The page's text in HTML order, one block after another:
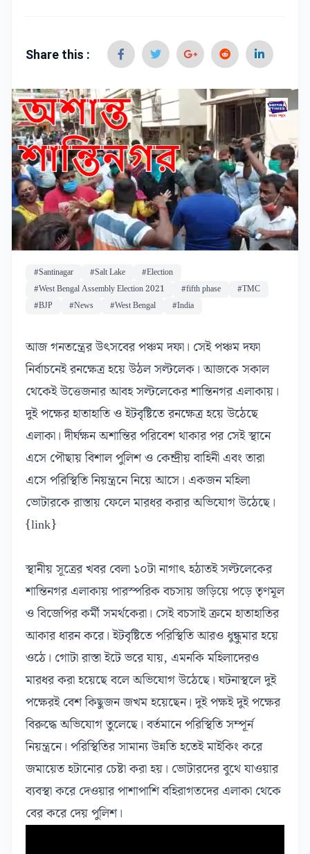
Share this :
#Santinagar #Salt Lake
#Election
#West Bengal Assembly Election 2021
#fifth phase
#TMC
#BJP
#News #West Bengal #India
আজ গনতন্ত্রের উৎসবের পঞ্চম দফা। সেই পঞ্চম দফা
নির্বাচনেই রনক্ষেত্র হয়ে উঠল সল্টলেক। আজকে সকাল
থেকেই উত্তেজনার আবহ সল্টলেকের শান্তিনগর এলাকায়।
দুই পক্ষের হাতাহাতি ও ইটবৃষ্টিতে রনক্ষেত্র হয়ে উঠেছে
এলাকা। দীর্ঘক্ষন অশান্তির পরিবেশ থাকার পর সেই স্থানে
এসে পৌছায় বিশাল পুলিশ ও কেন্দ্রীয় বাহিনী এবং তারা
এসে পরিস্থিতি নিয়ন্ত্রনে নিয়ে আসে। একজন মহিলা
ভোটারকে রাস্তায় ফেলে মারধর করার অভিযোগ উঠেছে।
{link}
স্থানীয় সূত্রের খবর বেলা ১০টা নাগাৎ হঠাতই সল্টলেকের
শান্তিনগর এলাকায় পারস্পরিক বচসায় জড়িয়ে পড়ে তৃণমূল
ও বিজেপির কর্মী সমর্থকেরা। সেই বচসাই ক্রমে হাতাহাতির
আকার ধারন করে। ইটবৃষ্টিতে পরিস্থিতি আরও ধুন্ধুমার হয়ে
ওঠে। গোটা রাস্তা ইটে ভরে যায়, এমনকি মহিলাদেরও
মারধর করা হয়েছে বলে অভিযোগ উঠেছে। ঘটনাস্থলে দুই
পক্ষেরই বেশ কিছুজন জখম হয়েছেন। দুই পক্ষই দুই পক্ষের
বিরুদ্ধে অভিযোগ তুলেছে। বর্তমানে পরিস্থিতি সম্পূর্ন
নিয়ন্ত্রনে। পরিস্থিতির সামান্য উন্নতি হতেই মাইকিং করে
জমায়েত হটানোর চেষ্টা করা হয়। ভোটারদের বুথে যাওয়ার
ব্যবস্থা করে দেওয়ার পাশাপাশি বহিরাগতদের এলাকা থেকে
বের করে দেয় পুলিশ।